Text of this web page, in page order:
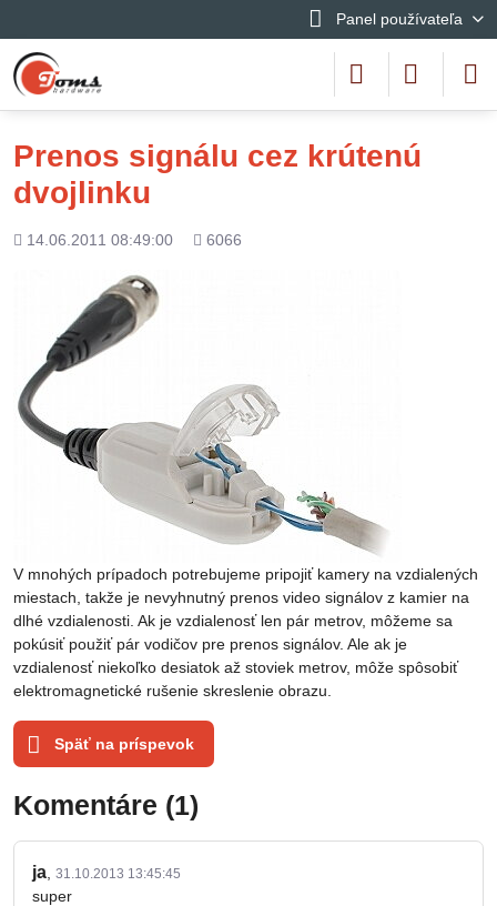
Panel používateľa
Prenos signálu cez krútenú
dvojlinku
Pridané
14.06.2011 08:49:00
Počet
6066
V mnohých prípadoch potrebujeme pripojiť kamery na vzdialených
miestach, takže je nevyhnutný prenos video signálov z kamier na
dlhé vzdialenosti. Ak je vzdialenosť len pár metrov, môžeme sa
pokúsiť použiť pár vodičov pre prenos signálov. Ale ak je
vzdialenosť niekoľko desiatok až stoviek metrov, môže spôsobiť
elektromagnetické rušenie skreslenie obrazu.
Späť na príspevok
Komentáre (1)
ja 31.10.2013 13:45:45
super